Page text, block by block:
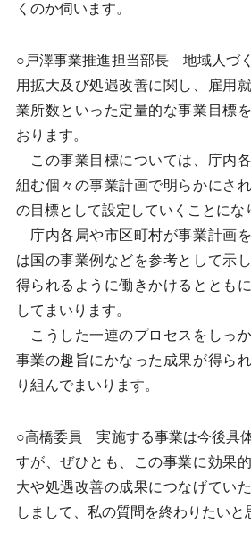
くのか伺います。
○戸澤事業推進担当部長 地域人づ
用拡大及び処遇改善に関し、雇用
業所数といった定量的な事業目標
おります。
この事業目標については、庁内
組む個々の事業計画で明らかにさ
の目標として設定していくことにな
庁内各局や市区町村が事業計画
は国の事業例などを参考として示
得られるように働きかけるととも
してまいります。
こうした一連のプロセスをしっか
事業の趣旨にかなった成果が得ら
り組んでまいります。
○高橋委員 実施する事業は今後具
すが、ぜひとも、この事業に効果
大や処遇改善の成果につなげてい
しまして、私の質問を終わりたいと